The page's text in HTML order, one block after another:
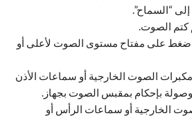
“السماح”.
كتم الصوت.
اضغط على مفتاح مستوى الصوت لأعلى أو
الصوت الخارجية أو سماعات الأذن
بإحكام بمقبس الصوت بجهاز.
الخارجية أو سماعات الرأس أو